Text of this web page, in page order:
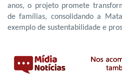
anos, o projeto promete
de famílias, consolidando a
exemplo de sustentabilidade e